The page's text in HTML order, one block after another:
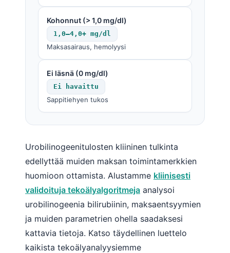
Kohonnut (> 1,0 mg/dl)
1,0–4,0+ mg/dl
Maksasairaus, hemolyysi
Ei läsnä (0 mg/dl)
Ei havaittu
Sappitiehyen tukos
Urobilinogeenitulosten kliininen tulkinta
edellyttää muiden maksan toimintamerkkien
huomioon ottamista. Alustamme kliinisesti
validoituja tekoälyalgoritmeja analysoi
urobilinogeenia bilirubiinin, maksaentsyymien
ja muiden parametrien ohella saadaksesi
kattavia tietoja. Katso täydellinen luettelo
kaikista tekoälyanalyysiemme